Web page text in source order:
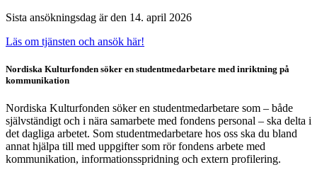
Sista ansökningsdag är den 14. april 2026
Läs om tjänsten och ansök här!
Nordiska Kulturfonden söker en studentmedarbetare med inriktning på
kommunikation
Nordiska Kulturfonden söker en studentmedarbetare som – både
självständigt och i nära samarbete med fondens personal – ska delta i
det dagliga arbetet. Som studentmedarbetare hos oss ska du bland
annat hjälpa till med uppgifter som rör fondens arbete med
kommunikation, informationsspridning och extern profilering.